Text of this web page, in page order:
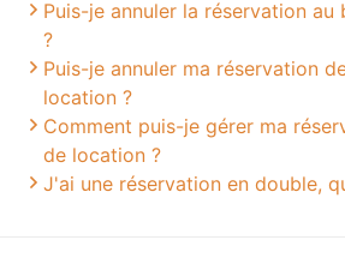
Puis-je annuler la réservation
?
Puis-je annuler ma réservation
location ?
Comment puis-je gérer ma
de location ?
J'ai une réservation en double,